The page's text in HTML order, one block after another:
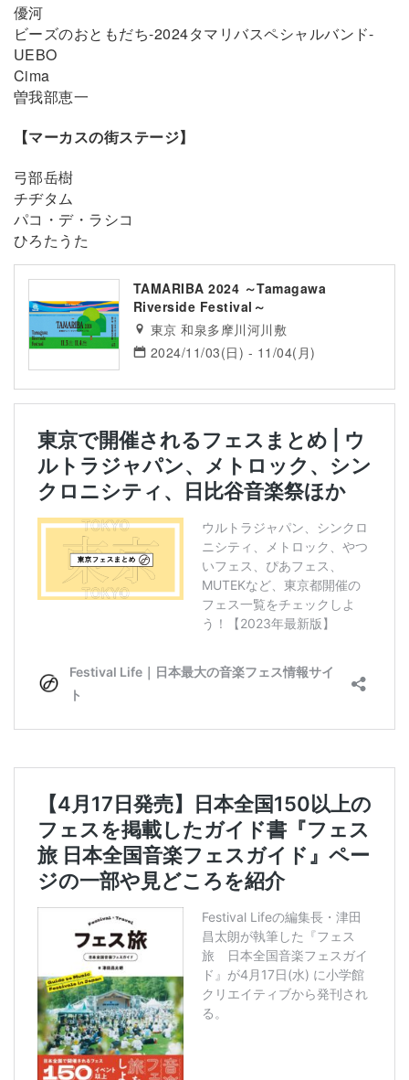
優河
ビーズのおともだち-2024タマリバスペシャルバンド-
UEBO
Cima
曽我部恵一
【マーカスの街ステージ】
弓部岳樹
チヂタム
パコ・デ・ラシコ
ひろたうた
TAMARIBA 2024 ～Tamagawa
Riverside Festival～
東京 和泉多摩川河川敷
2024/11/03(日) - 11/04(月)